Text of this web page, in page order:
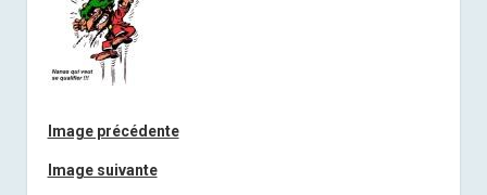
Image précédente
Image suivante